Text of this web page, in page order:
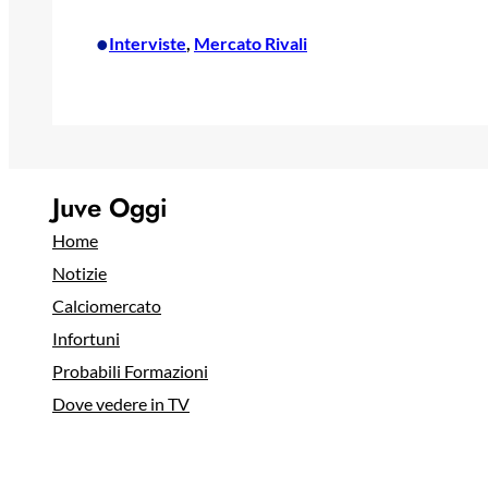
•Interviste, Mercato Rivali
Juve Oggi
Home
Notizie
Calciomercato
Infortuni
Probabili Formazioni
Dove vedere in TV